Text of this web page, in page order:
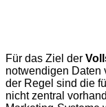
Für das Ziel der
notwendigen Daten
der Regel sind die
nicht zentral